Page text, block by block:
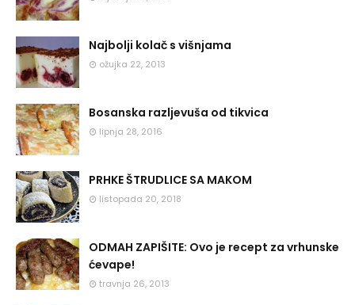
Najbolji kolač s višnjama
ožujka 22, 2013
Bosanska razljevuša od tikvica
lipnja 28, 2016
PRHKE ŠTRUDLICE SA MAKOM
listopada 20, 2018
ODMAH ZAPIŠITE: Ovo je recept za vrhunske
ćevape!
travnja 26, 2013